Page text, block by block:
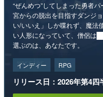
“ぜんめつ”してしまった勇者
宮からの脱出を目指すダンジ
い/いいえ」しか喋れず、魔法
い人形になっていて、僧侶は
選ぶのは、あなたです。
インディー RPG
リリース日：2026年第4四